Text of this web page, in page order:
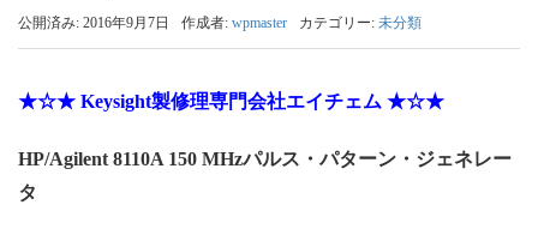
公開済み: 2016年9月7日 作成者: wpmaster カテゴリー: 未分類
★☆★ Keysight製修理専門会社エイチェム ★☆★
HP/Agilent 8110A 150 MHzパルス・パターン・ジェネレー
タ